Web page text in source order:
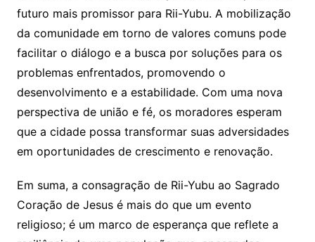
futuro mais promissor para Rii-Yubu. A mobilização
da comunidade em torno de valores comuns pode
facilitar o diálogo e a busca por soluções para os
problemas enfrentados, promovendo o
desenvolvimento e a estabilidade. Com uma nova
perspectiva de união e fé, os moradores esperam
que a cidade possa transformar suas adversidades
em oportunidades de crescimento e renovação.
Em suma, a consagração de Rii-Yubu ao Sagrado
Coração de Jesus é mais do que um evento
religioso; é um marco de esperança que reflete a